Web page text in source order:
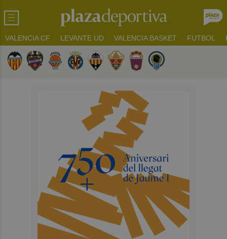
VALENCIA CF LEVANTE UD VALENCIA BASKET FUTBOL